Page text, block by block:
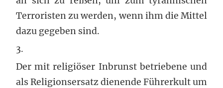
Terroristen zu werden, wenn ihm die Mittel
dazu gegeben sind.
3.
Der mit religiöser Inbrunst betriebene und
als Religionsersatz dienende Führerkult um